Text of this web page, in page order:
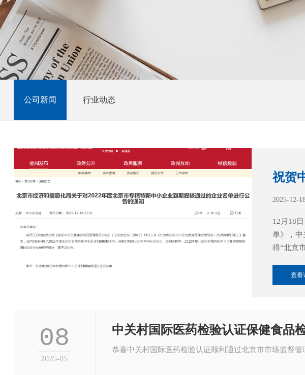
公司新闻 行业动态
2025-12-
12月18
单》，中
得“北京
查看
08
2025-05
中关村国际医药检验认证保健食品
恭喜中关村国际医药检验认证顺利通过北京市市场监督